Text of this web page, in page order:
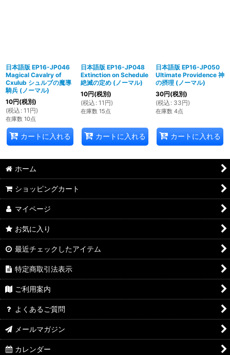
日本語版 EP16-JP046
Magical Cavalry of
Cxulub シュルブの魔導
騎兵 (ノーマル)
10円(税別)
(税込 : 11 円)
在庫数 10点
カートに入れる
日本語版 EP16-JP048
Extinction on Schedule
絶滅の定め (ノーマル)
10円(税別)
(税込 : 11 円)
在庫数 15点
カートに入れる
日本語版 EP16-JP050
Ultimate Providence 神
の摂理 (ノーマル)
30円(税別)
(税込 : 33円)
在庫数 4点
カートに入れる
ホーム
ショッピングカート
マイページ
お気に入り
最近チェックしたアイテム
特定商取引法表示
ご利用案内
よくあるご質問
メールマガジン
カレンダー